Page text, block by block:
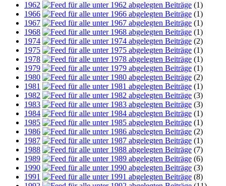
1962
(1)
1966
(1)
1967
(1)
1968
(1)
1974
(2)
1975
(1)
1978
(1)
1979
(1)
1980
(2)
1981
(1)
1982
(3)
1983
(3)
1984
(1)
1985
(1)
1986
(2)
1987
(1)
1988
(7)
1989
(6)
1990
(3)
1991
(8)